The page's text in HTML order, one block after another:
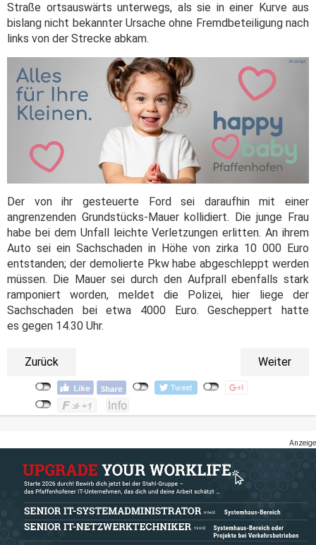
Straße ortsauswärts unterwegs, als sie in einer Kurve aus
bislang nicht bekannter Ursache ohne Fremdbeteiligung nach
links von der Strecke abkam.
Der von ihr gesteuerte Ford sei daraufhin mit einer
angrenzenden Grundstücks-Mauer kollidiert. Die junge Frau
habe bei dem Unfall leichte Verletzungen erlitten. An ihrem
Auto sei ein Sachschaden in Höhe von zirka 10 000 Euro
entstanden; der demolierte Pkw habe abgeschleppt werden
müssen. Die Mauer sei durch den Aufprall ebenfalls stark
ramponiert worden, meldet die Polizei, hier liege der
Sachschaden bei etwa 4000 Euro. Gescheppert hatte
es gegen 14.30 Uhr.
Zurück Weiter
Anzeige